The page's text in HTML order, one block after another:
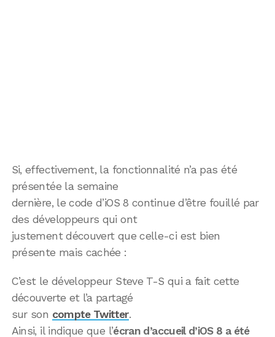
Si, effectivement, la fonctionnalité n’a pas été
présentée la semaine
dernière, le code d’iOS 8 continue d’être fouillé par
des développeurs qui ont
justement découvert que celle-ci est bien
présente mais cachée :
C’est le développeur Steve T-S qui a fait cette
découverte et l’a partagé
sur son compte Twitter.
Ainsi, il indique que l’écran d’accueil d’iOS 8 a été